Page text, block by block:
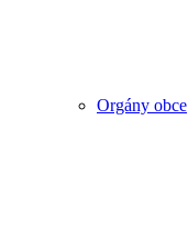
Orgány obce